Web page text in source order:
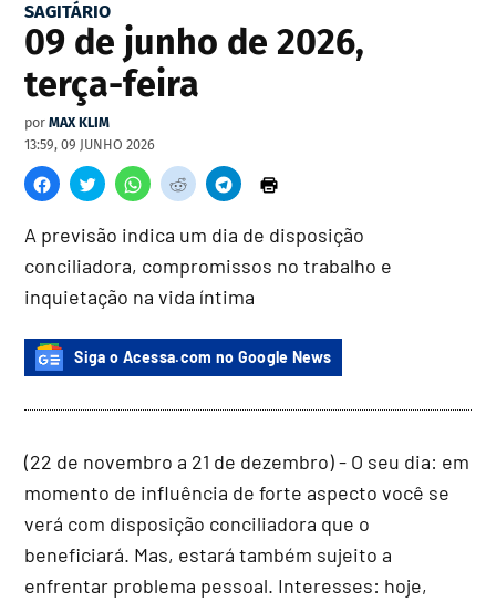
SAGITÁRIO
09 de junho de 2026,
terça-feira
por MAX KLIM
13:59, 09 JUNHO 2026
A previsão indica um dia de disposição
conciliadora, compromissos no trabalho e
inquietação na vida íntima
Siga o Acessa.com no Google News
(22 de novembro a 21 de dezembro) - O seu dia: em
momento de influência de forte aspecto você se
verá com disposição conciliadora que o
beneficiará. Mas, estará também sujeito a
enfrentar problema pessoal. Interesses: hoje,